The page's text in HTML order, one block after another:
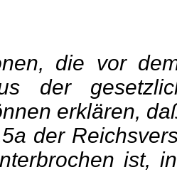
die vor
der
erklären,
der
ist,